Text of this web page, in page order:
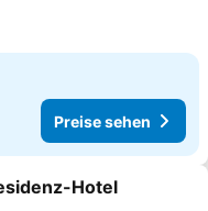
Preise sehen
hinzufügen
Hotel